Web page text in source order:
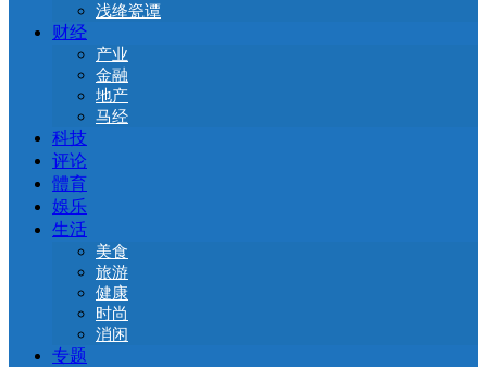
浅绛瓷谭
财经
产业
金融
地产
马经
科技
评论
體育
娛乐
生活
美食
旅游
健康
时尚
消闲
专题